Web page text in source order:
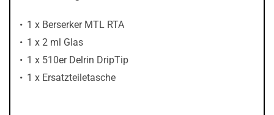
1 x Berserker MTL RTA
1 x 2 ml Glas
1 x 510er Delrin DripTip
1 x Ersatzteiletasche